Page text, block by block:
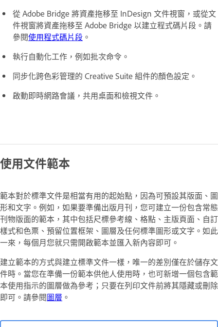
從 Adobe Bridge 將資產拖移至 InDesign 文件視窗，或從文
件視窗將資產拖移至 Adobe Bridge 以建立程式碼片段。請
參閱使用程式碼片段 。
執行自動化工作，例如批次命令。
同步化跨色彩管理的 Creative Suite 組件的顏色設定。
啟動即時網路會議，共用桌面和檢視文件。
使用文件範本
範本對於標準文件是相當有用的起始點，因為可預設其版面、圖
形和文字。例如，如果要準備出版月刊，您可建立一份包含常態
刊物版面的範本，其中包括尺標參考線、格點、主版頁面、自訂
樣式和色票、預留位置框架、圖層及任何標準圖形或文字。如此
一來，每個月您就只需開啟範本並匯入新內容即可。
建立範本的方式與建立標準文件一樣，唯一的差別僅在於儲存文
件時。當您在準備一份範本供他人使用時，也可新增一個包含範
本使用指示的圖層做為參考；只要在列印文件前將其隱藏或刪除
即可。請參閱圖層 。